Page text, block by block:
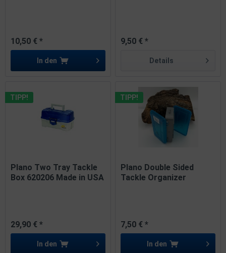
10,50 € *
In den
9,50 € *
Details
TIPP!
Plano Two Tray Tackle
Box 620206 Made in USA
29,90 € *
In den
TIPP!
Plano Double Sided
Tackle Organizer
7,50 € *
In den